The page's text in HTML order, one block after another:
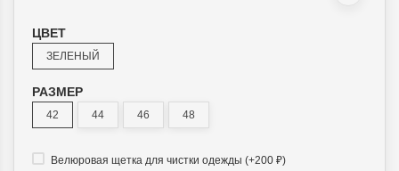
ЦВЕТ
ЗЕЛЕНЫЙ
РАЗМЕР
42 44 46 48
Велюровая щетка для чистки одежды (+200 ₽)